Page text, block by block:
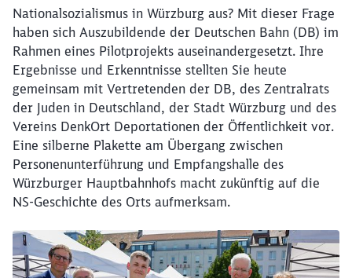
Nationalsozialismus in Würzburg aus? Mit dieser Frage
haben sich Auszubildende der Deutschen Bahn (DB) im
Rahmen eines Pilotprojekts auseinandergesetzt. Ihre
Ergebnisse und Erkenntnisse stellten Sie heute
gemeinsam mit Vertretenden der DB, des Zentralrats
der Juden in Deutschland, der Stadt Würzburg und des
Vereins DenkOrt Deportationen der Öffentlichkeit vor.
Eine silberne Plakette am Übergang zwischen
Personenunterführung und Empfangshalle des
Würzburger Hauptbahnhofs macht zukünftig auf die
NS-Geschichte des Orts aufmerksam.